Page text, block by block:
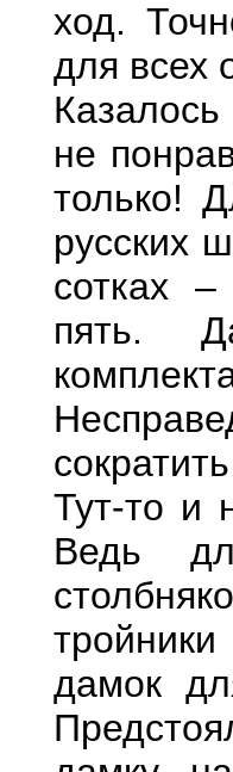
ход.
для всех
не
только!
русских
сотках
пять.
Тут-то и
Ведь
дамок